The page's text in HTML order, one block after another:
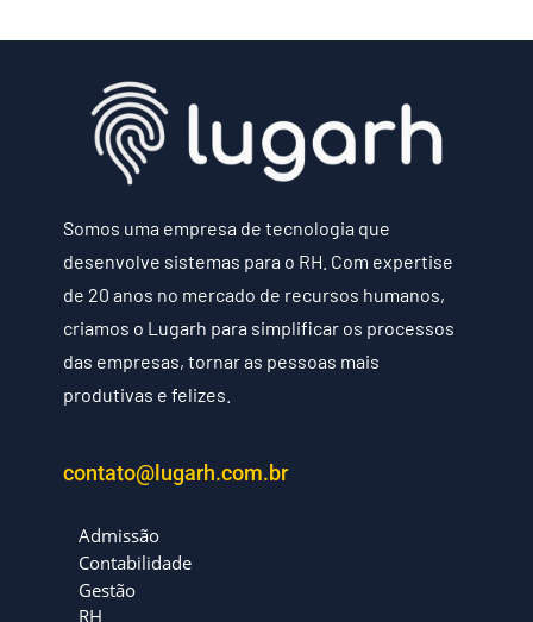
Somos uma empresa de tecnologia que
desenvolve sistemas para o RH. Com expertise
de 20 anos no mercado de recursos humanos,
criamos o Lugarh para simplificar os processos
das empresas, tornar as pessoas mais
produtivas e felizes.
contato@lugarh.com.br
Admissão
Contabilidade
Gestão
RH